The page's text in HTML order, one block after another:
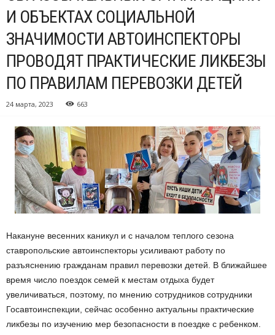
И ОБЪЕКТАХ СОЦИАЛЬНОЙ
ЗНАЧИМОСТИ АВТОИНСПЕКТОРЫ
ПРОВОДЯТ ПРАКТИЧЕСКИЕ ЛИКБЕЗЫ
ПО ПРАВИЛАМ ПЕРЕВОЗКИ ДЕТЕЙ
24 марта, 2023 663
Накануне весенних каникул и с началом теплого сезона
ставропольские автоинспекторы усиливают работу по
разъяснению гражданам правил перевозки детей. В ближайшее
время число поездок семей к местам отдыха будет
увеличиваться, поэтому, по мнению сотрудников сотрудники
Госавтоинспекции, сейчас особенно актуальны практические
ликбезы по изучению мер безопасности в поездке с ребенком.